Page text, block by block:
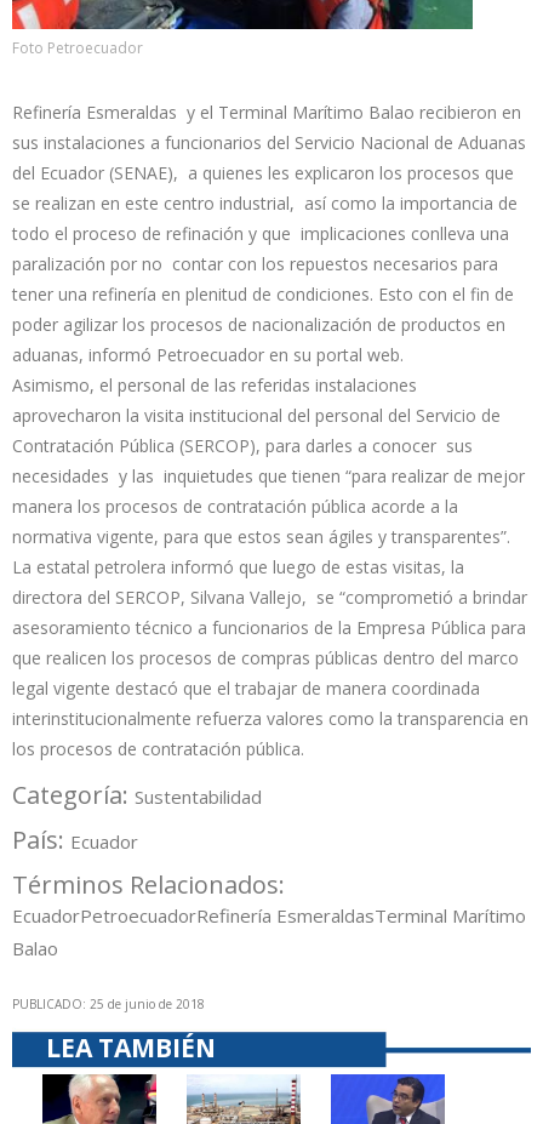
Foto Petroecuador
Refinería Esmeraldas y el Terminal Marítimo Balao recibieron en
sus instalaciones a funcionarios del Servicio Nacional de Aduanas
del Ecuador (SENAE), a quienes les explicaron los procesos que
se realizan en este centro industrial, así como la importancia de
todo el proceso de refinación y que implicaciones conlleva una
paralización por no contar con los repuestos necesarios para
tener una refinería en plenitud de condiciones. Esto con el fin de
poder agilizar los procesos de nacionalización de productos en
aduanas, informó Petroecuador en su portal web.
Asimismo, el personal de las referidas instalaciones
aprovecharon la visita institucional del personal del Servicio de
Contratación Pública (SERCOP), para darles a conocer sus
necesidades y las inquietudes que tienen “para realizar de mejor
manera los procesos de contratación pública acorde a la
normativa vigente, para que estos sean ágiles y transparentes”.
La estatal petrolera informó que luego de estas visitas, la
directora del SERCOP, Silvana Vallejo, se “comprometió a brindar
asesoramiento técnico a funcionarios de la Empresa Pública para
que realicen los procesos de compras públicas dentro del marco
legal vigente destacó que el trabajar de manera coordinada
interinstitucionalmente refuerza valores como la transparencia en
los procesos de contratación pública.
Categoría: Sustentabilidad
País: Ecuador
Términos Relacionados:
EcuadorPetroecuadorRefinería EsmeraldasTerminal Marítimo
Balao
PUBLICADO: 25 de junio de 2018
LEA TAMBIÉN